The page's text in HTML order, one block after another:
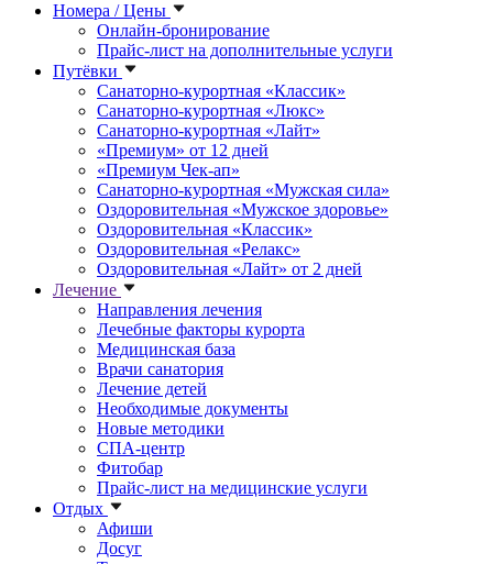
Номера / Цены
Онлайн-бронирование
Прайс-лист на дополнительные услуги
Путёвки
Санаторно-курортная «Классик»
Санаторно-курортная «Люкс»
Санаторно-курортная «Лайт»
«Премиум» от 12 дней
«Премиум Чек-ап»
Санаторно-курортная «Мужская сила»
Оздоровительная «Мужское здоровье»
Оздоровительная «Классик»
Оздоровительная «Релакс»
Оздоровительная «Лайт» от 2 дней
Лечение
Направления лечения
Лечебные факторы курорта
Медицинская база
Врачи санатория
Лечение детей
Необходимые документы
Новые методики
СПА-центр
Фитобар
Прайс-лист на медицинские услуги
Отдых
Афиши
Досуг